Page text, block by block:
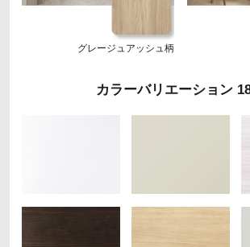
グレージュアッシュ柄
カラーバリエーション